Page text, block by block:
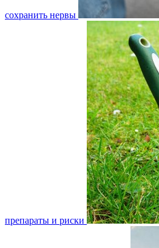
сохранить нервы
препараты и риски